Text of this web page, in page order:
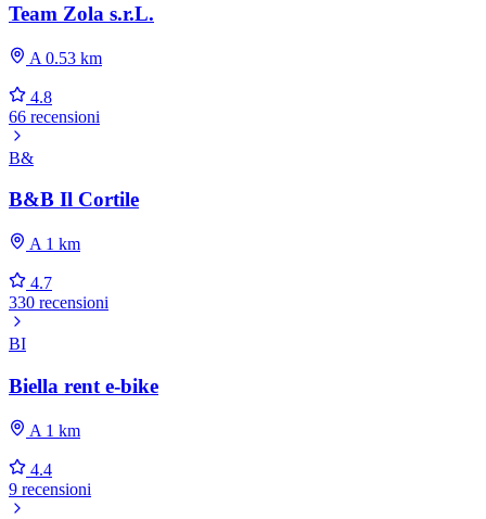
Team Zola s.r.L.
A 0.53 km
4.8
66 recensioni
B&
B&B Il Cortile
A 1 km
4.7
330 recensioni
BI
Biella rent e-bike
A 1 km
4.4
9 recensioni